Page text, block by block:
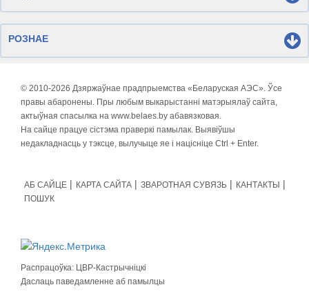
РОЗНАЕ
© 2010-2026 Дзяржаўнае прадпрыемства «Беларуская АЭС». Ўсе
правы абаронены. Пры любым выкарыстанні матэрыялаў сайта,
актыўная спасылка на www.belaes.by абавязковая.
На сайце працуе сістэма праверкі памылак. Выявіўшы
недакладнасць у тэксце, вылучыце яе і націсніце Ctrl + Enter.
АБ САЙЦЕ КАРТА САЙТА ЗВАРОТНАЯ СУВЯЗЬ
КАНТАКТЫ
ПОШУК
Распрацоўка: ЦВР-Кастрычніцкі
Даслаць паведамленне аб памылцы